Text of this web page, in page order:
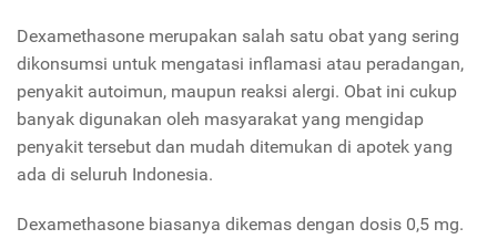
Dexamethasone merupakan salah satu obat yang sering
dikonsumsi untuk mengatasi inflamasi atau peradangan,
penyakit autoimun, maupun reaksi alergi. Obat ini cukup
banyak digunakan oleh masyarakat yang mengidap
penyakit tersebut dan mudah ditemukan di apotek yang
ada di seluruh Indonesia.
Dexamethasone biasanya dikemas dengan dosis 0,5 mg.